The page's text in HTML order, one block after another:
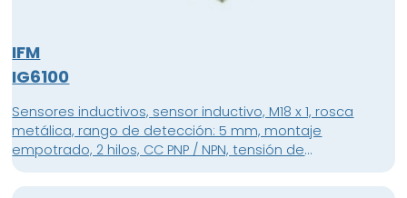
IFM
IG6100
Sensores inductivos, sensor inductivo, M18 x 1, rosca
metálica, rango de detección: 5 mm, montaje
empotrado, 2 hilos, CC PNP / NPN, tensión de
funcionamiento: 10 ... 55 V CC, normalmente
programable abierto / cerrado, cable, 0,6 m, cable PUR /